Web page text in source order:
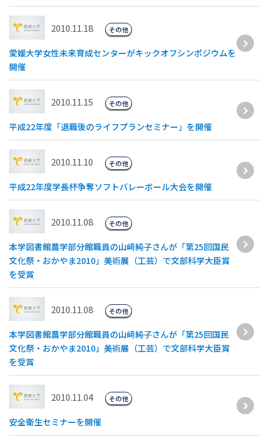
2010.11.18
愛媛大学女性未来育成センターがキックオフシンポジウムを
開催
その他
2010.11.15
平成22年度「退職後のライフプランセミナー」を開催
その他
2010.11.10
平成22年度学長杯争奪ソフトバレーボール大会を開催
その他
2010.11.08
本学図書館農学部分館職員の山﨑純子さんが「第25回国民
文化祭・おかやま2010」美術展（工芸）で文部科学大臣賞
を受賞
その他
2010.11.08
本学図書館農学部分館職員の山﨑純子さんが「第25回国民
文化祭・おかやま2010」美術展（工芸）で文部科学大臣賞
を受賞
その他
2010.11.04
安全衛生セミナーを開催
その他